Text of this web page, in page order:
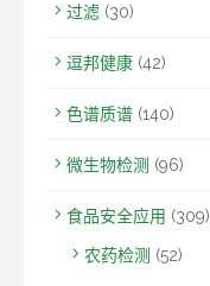
过滤 (30)
逗邦健康 (42)
色谱质谱 (140)
微生物检测 (96)
食品安全应用 (309)
农药检测 (52)